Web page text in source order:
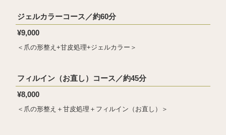
ジェルカラーコース／約60分
¥9,000
＜爪の形整え+甘皮処理+ジェルカラー＞
フィルイン（お直し）コース／約45分
¥8,000
＜爪の形整え＋甘皮処理＋フィルイン（お直し）＞